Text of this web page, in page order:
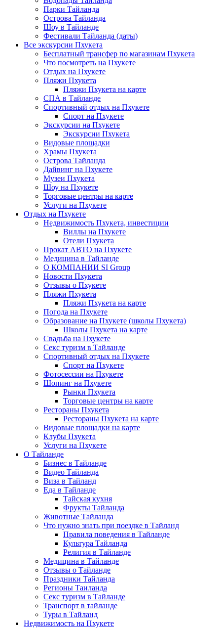
Парки Тайланда
Острова Тайланда
Шоу в Тайланде
Фестивали Тайланда (даты)
Все экскурсии Пхукета
Бесплатный трансфер по магазинам Пхукета
Что посмотреть на Пхукете
Отдых на Пхукете
Пляжи Пхукета
Пляжи Пхукета на карте
СПА в Тайланде
Спортивный отдых на Пхукете
Спорт на Пхукете
Экскурсии на Пхукете
Экскурсии Пхукета
Видовые площадки
Храмы Пхукета
Острова Тайланда
Дайвинг на Пхукете
Музеи Пхукета
Шоу на Пхукете
Торговые центры на карте
Услуги на Пхукете
Отдых на Пхукете
Недвижимость Пхукета, инвестиции
Виллы на Пхукете
Отели Пхукета
Прокат АВТО на Пхукете
Медицина в Тайланде
О КОМПАНИИ SI Group
Новости Пхукета
Отзывы о Пхукете
Пляжи Пхукета
Пляжи Пхукета на карте
Погода на Пхукете
Образование на Пхукете (школы Пхукета)
Школы Пхукета на карте
Свадьба на Пхукете
Секс туризм в Тайланде
Спортивный отдых на Пхукете
Спорт на Пхукете
Фотосессии на Пхукете
Шопинг на Пхукете
Рынки Пхукета
Торговые центры на карте
Рестораны Пхукета
Рестораны Пхукета на карте
Видовые площадки на карте
Клубы Пхукета
Услуги на Пхукете
О Тайланде
Бизнес в Тайланде
Видео Тайланда
Виза в Тайланд
Еда в Тайланде
Тайская кухня
Фрукты Тайланда
Животные Тайланда
Что нужно знать при поездке в Тайланд
Правила поведения в Тайланде
Культура Тайланда
Религия в Тайланде
Медицина в Тайланде
Отзывы о Тайланде
Праздники Тайланда
Регионы Таиланда
Секс туризм в Тайланде
Транспорт в тайланде
Туры в Тайланд
Недвижимость на Пхукете